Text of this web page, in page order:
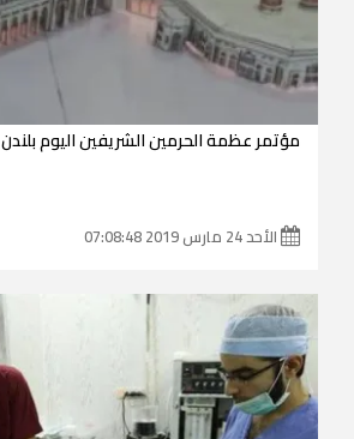
مؤتمر عظمة الحرمين الشريفين اليوم بلندن
الأحد 24 مارس 2019 07:08:48